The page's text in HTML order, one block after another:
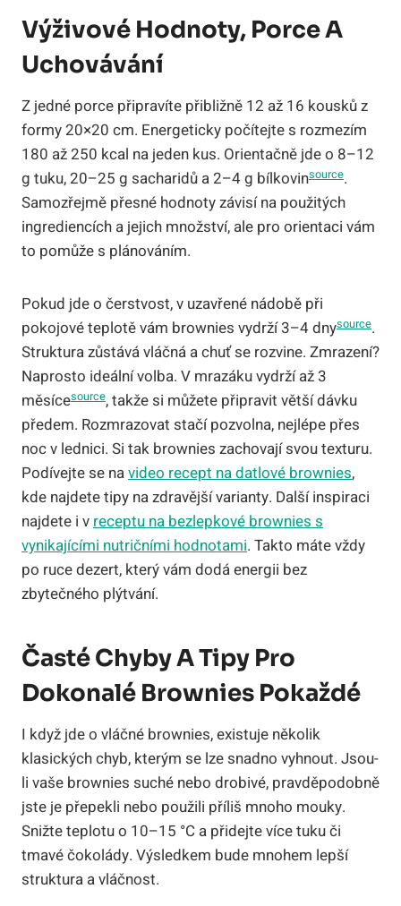
Výživové Hodnoty, Porce A
Uchovávání
Z jedné porce připravíte přibližně 12 až 16 kousků z
formy 20×20 cm. Energeticky počítejte s rozmezím
180 až 250 kcal na jeden kus. Orientačně jde o 8–12
g tuku, 20–25 g sacharidů a 2–4 g bílkovinsource.
Samozřejmě přesné hodnoty závisí na použitých
ingrediencích a jejich množství, ale pro orientaci vám
to pomůže s plánováním.
Pokud jde o čerstvost, v uzavřené nádobě při
pokojové teplotě vám brownies vydrží 3–4 dnysource.
Struktura zůstává vláčná a chuť se rozvine. Zmrazení?
Naprosto ideální volba. V mrazáku vydrží až 3
měsícesource, takže si můžete připravit větší dávku
předem. Rozmrazovat stačí pozvolna, nejlépe přes
noc v lednici. Si tak brownies zachovají svou texturu.
Podívejte se navideo recept na datlové brownies,
kde najdete tipy na zdravější varianty. Další inspiraci
najdete i vreceptu na bezlepkové brownies s
vynikajícími nutričními hodnotami. Takto máte vždy
po ruce dezert, který vám dodá energii bez
zbytečného plýtvání.
Časté Chyby A Tipy Pro
Dokonalé Brownies Pokaždé
I když jde o vláčné brownies, existuje několik
klasických chyb, kterým se lze snadno vyhnout. Jsou-
li vaše brownies suché nebo drobivé, pravděpodobně
jste je přepekli nebo použili příliš mnoho mouky.
Snižte teplotu o 10–15 °C a přidejte více tuku či
tmavé čokolády. Výsledkem bude mnohem lepší
struktura a vláčnost.